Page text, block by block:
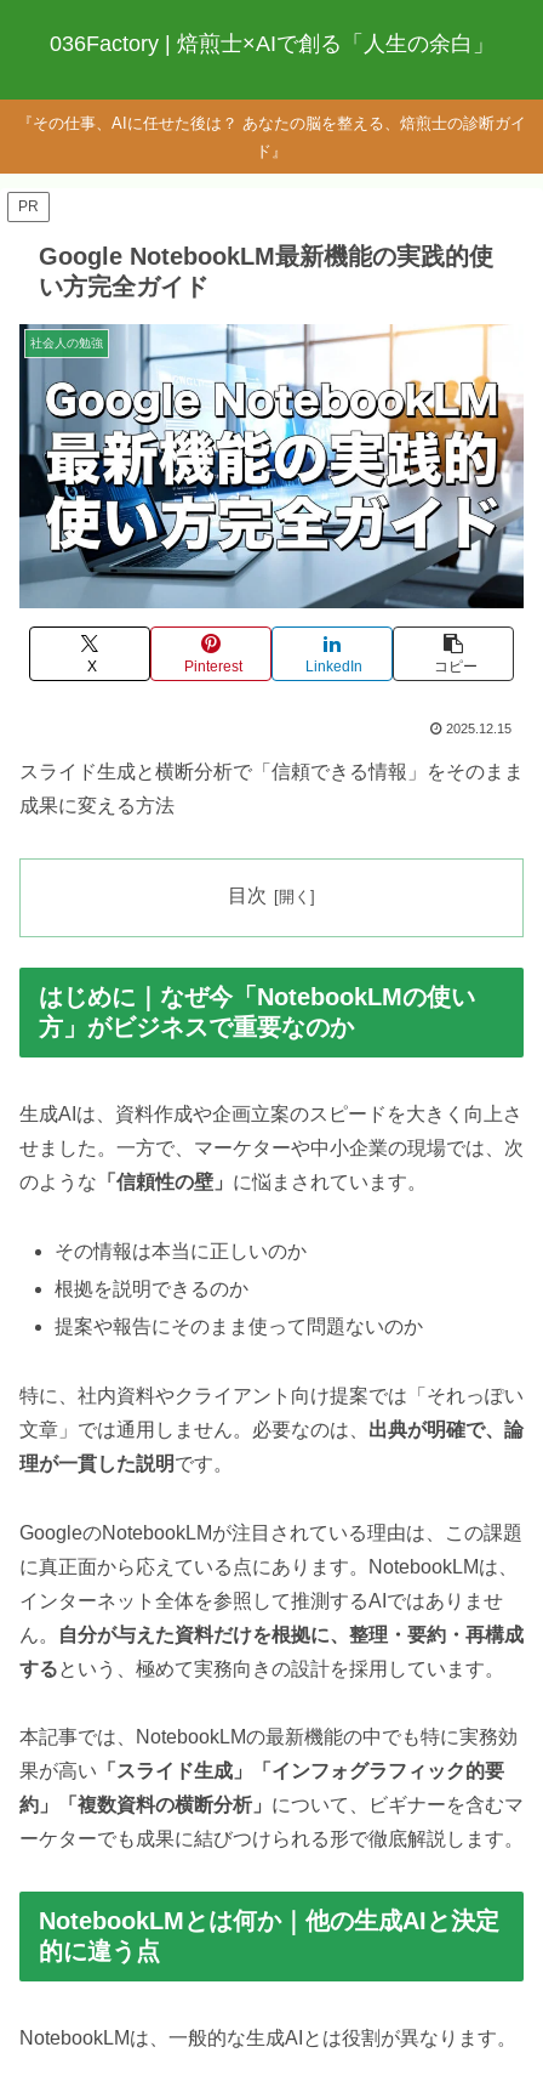
036Factory | 焙煎士×AIで創る「人生の余白」
『その仕事、AIに任せた後は？ あなたの脳を整える、焙煎士の診断ガイ
ド』
PR
Google NotebookLM最新機能の実践的使
い方完全ガイド
社会人の勉強
X Pinterest LinkedIn コピー
2025.12.15
スライド生成と横断分析で「信頼できる情報」をそのまま
成果に変える方法
目次
はじめに｜なぜ今「NotebookLMの使い
方」がビジネスで重要なのか
生成AIは、資料作成や企画立案のスピードを大きく向上さ
せました。一方で、マーケターや中小企業の現場では、次
のような 「信頼性の壁」 に悩まされています。
その情報は本当に正しいのか
根拠を説明できるのか
提案や報告にそのまま使って問題ないのか
特に、社内資料やクライアント向け提案では「それっぽい
文章」では通用しません。必要なのは、 出典が明確で、論
理が一貫した説明です。
GoogleのNotebookLMが注目されている理由は、この課題
に真正面から応えている点にあります。NotebookLMは、
インターネット全体を参照して推測するAIではありませ
ん。
自分が与えた資料だけを根拠に、整理・要約・再構成
するという、極めて実務向きの設計を採用しています。
本記事では、NotebookLMの最新機能の中でも特に実務効
果が高い 「スライド生成」「インフォグラフィック的要
約」「複数資料の横断分析」 について、ビギナーを含むマ
ーケターでも成果に結びつけられる形で徹底解説します。
NotebookLMとは何か｜他の生成AIと決定
的に違う点
NotebookLMは、一般的な生成AIとは役割が異なります。